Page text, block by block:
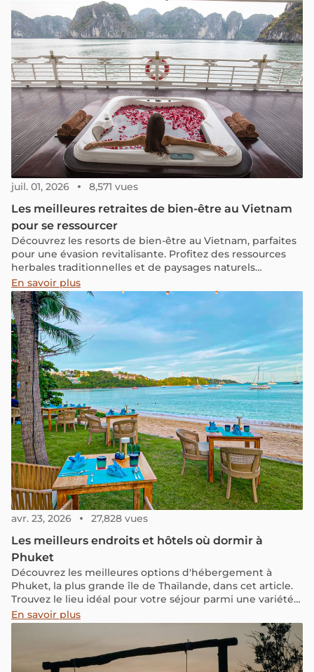
juil. 01, 2026 8,571 vues
Les meilleures retraites de bien-être au Vietnam
pour se ressourcer
Découvrez les resorts de bien-être au Vietnam, parfaites
pour une évasion revitalisante. Profitez des ressources
herbales traditionnelles et de paysages naturels
époustouflants, des montagnes majestueuses aux plages
paisibles.
En savoir plus
avr. 23, 2026 27,828 vues
Les meilleurs endroits et hôtels où dormir à
Phuket
Découvrez les meilleures options d'hébergement à
Phuket, la plus grande île de Thaïlande, dans cet article.
Trouvez le lieu idéal pour votre séjour parmi une variété
de régions et d'hôtels adaptés à tous les voyageurs.
En savoir plus